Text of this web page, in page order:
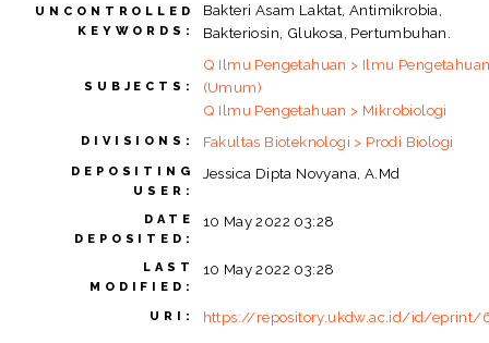
UNCONTROLLED
KEYWORDS:
Bakteri Asam Laktat, Antimikrobia,
Bakteriosin, Glukosa, Pertumbuhan.
SUBJECTS:
Q Ilmu Pengetahuan > Ilmu
(Umum)
Q Ilmu Pengetahuan > Mikrobiologi
DIVISIONS: Fakultas Bioteknologi > Prodi Biologi
DEPOSITING
USER:
Jessica Dipta Novyana, A.Md
DATE
DEPOSITED:
10 May 2022 03:28
LAST
MODIFIED:
10 May 2022 03:28
URI: https://repository.ukdw.ac.id/id/eprint/